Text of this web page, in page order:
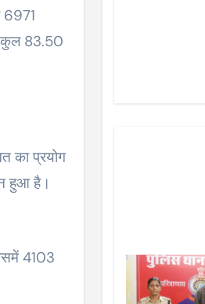
कुल 83.50
का प्रयोग
हुआ है।
4103